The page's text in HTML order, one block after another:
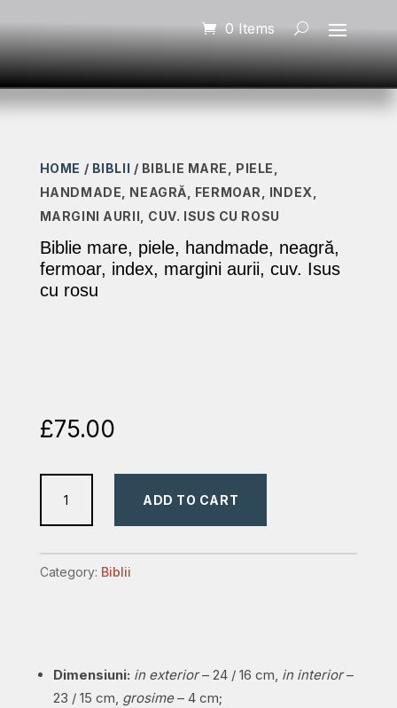
0 Items
HOME / BIBLII / BIBLIE MARE, PIELE,
HANDMADE, NEAGRĂ, FERMOAR, INDEX,
MARGINI AURII, CUV. ISUS CU ROSU
Biblie mare, piele, handmade, neagră,
fermoar, index, margini aurii, cuv. Isus
cu rosu
£75.00
mare,
handmade,
neagră,
aurii,
cuv.
ADD TO CART
Category: Biblii
Dimensiuni: in exterior– 24 / 16 cm, in interior–
23 / 15 cm, grosime– 4 cm;